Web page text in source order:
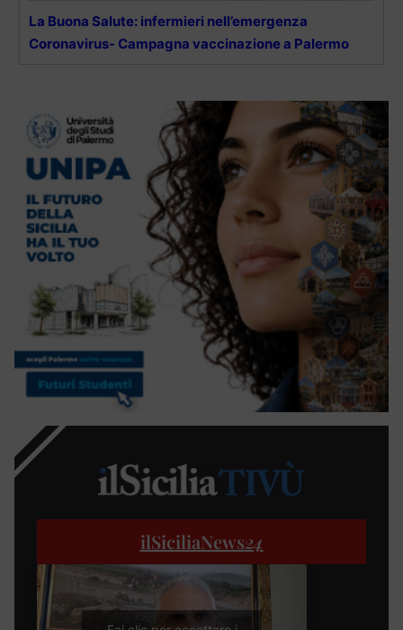
La Buona Salute: infermieri nell’emergenza
Coronavirus- Campagna vaccinazione a Palermo
ilSiciliaNews24